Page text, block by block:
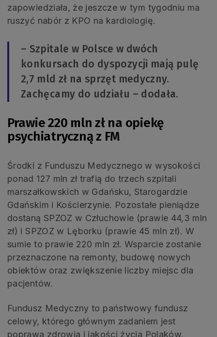
zapowiedziała, że jeszcze w tym tygodniu ma
ruszyć nabór z KPO na kardiologię.
– Szpitale w Polsce w dwóch
konkursach do dyspozycji mają pulę
2,7 mld zł na sprzęt medyczny.
Zachęcamy do udziału – dodała.
Prawie 220 mln zł na opiekę
psychiatryczną z FM
Środki z Funduszu Medycznego w wysokości
ponad 127 mln zł trafią do trzech szpitali
marszałkowskich w Gdańsku, Starogardzie
Gdańskim i Kościerzynie. Pozostałe pieniądze
dostaną SPZOZ w Człuchowie (prawie 44,3 mln
zł) i SPZOZ w Lęborku (prawie 45 mln zł). W
sumie to prawie 220 mln zł. Wsparcie zostanie
przeznaczone na remonty, budowę nowych
obiektów oraz zwiększenie liczby miejsc dla
pacjentów.
Fundusz Medyczny to państwowy fundusz
celowy, którego głównym zadaniem jest
poprawa zdrowia i jakości życia Polaków.